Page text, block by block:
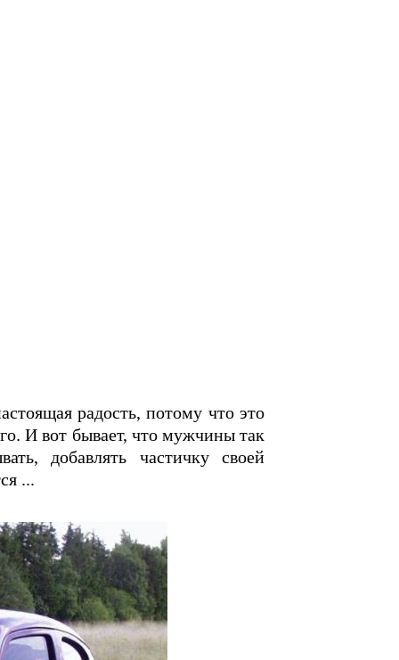
радость, потому что это
И вот бывает, что мужчины так
добавлять частичку своей
...